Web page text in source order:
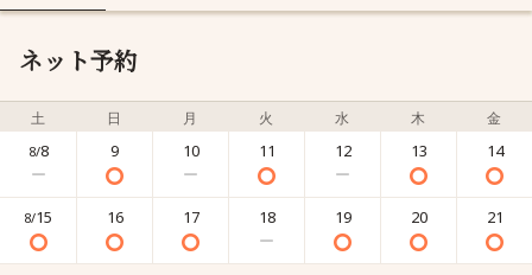
ネット予約
土 日 月 火 水 木 金
8/8 9 10 11 12 13 14
8/15 16 17 18 19 20 21